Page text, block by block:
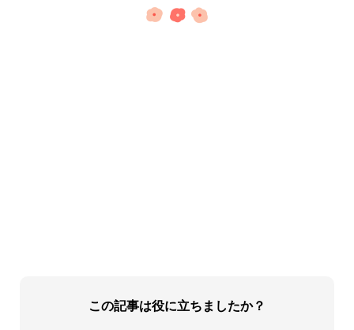
この記事は役に立ちましたか？